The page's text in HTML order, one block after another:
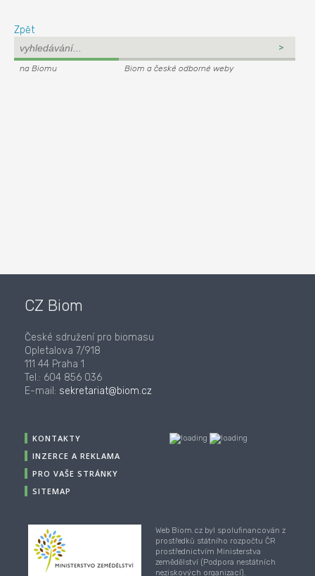
Zpět
na Biomu Biom a české odborné weby
CZ Biom
České sdružení pro biomasu
Opletalova 7/918
111 44 Praha 1
Tel.: 604 856 036
E-mail: sekretariat@biom.cz
KONTAKTY
INZERCE A REKLAMA
PRO VAŠE STRÁNKY
SITEMAP
Web Biom.cz byl spolufinancován z
prostředků státního rozpočtu ČR
prostřednictvím Ministerstva
zemědělství (Podpora nestátních
neziskových organizací).